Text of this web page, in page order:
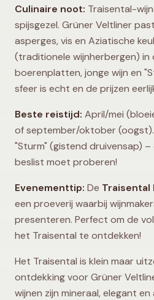
Culinaire noot: Traisental-
spijsgezel. Grüner Veltliner
asperges, vis en Aziatische
(traditionele wijnherbergen) in
boerenplatten, jonge wijn en
sfeer is echt en de prijzen
Beste reistijd: April/mei
of september/oktober
"Sturm" (gistend druivensap)
beslist moet proberen!
Evenementtip: De Traisental
een proeverij waarbij
presenteren. Perfect om de
het Traisental te ontdekken!
Het Traisental is klein maar
ontdekking voor Grüner
wijnen zijn mineraal, elegant